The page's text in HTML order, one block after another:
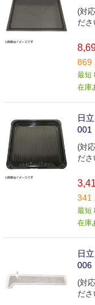
(対
ださ
869
最短
在庫
日
001
(対
ださ
341
最短
在庫
日
006
(対
ださ